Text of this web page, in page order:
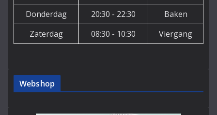
Donderdag
20:30 - 22:30
Baken
Zaterdag
08:30 - 10:30 Viergang
Webshop